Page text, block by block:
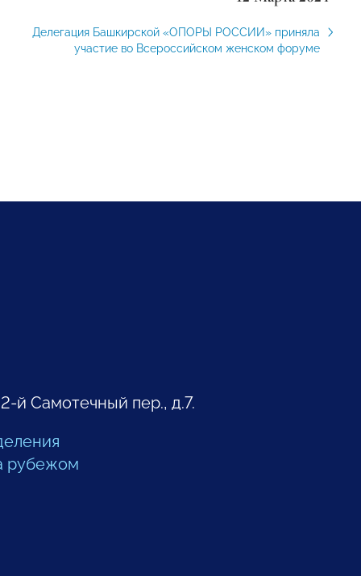
Делегация Башкирской «ОПОРЫ РОССИИ» приняла
участие во Всероссийском женском форуме
й Самотечный пер., д.7.
рубежом